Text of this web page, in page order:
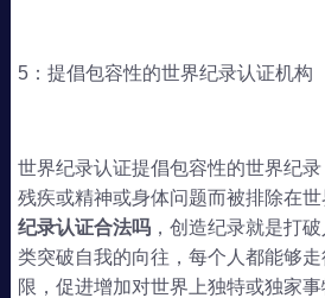
5：提倡包容性的世界纪录认证机构
世界纪录认证提倡包容性的世界纪
残疾或精神或身体问题而被排除在
纪录认证合法吗 ，创造纪录就是打
类突破自我的向往，每个人都能够
限，促进增加对世界上独特或独家